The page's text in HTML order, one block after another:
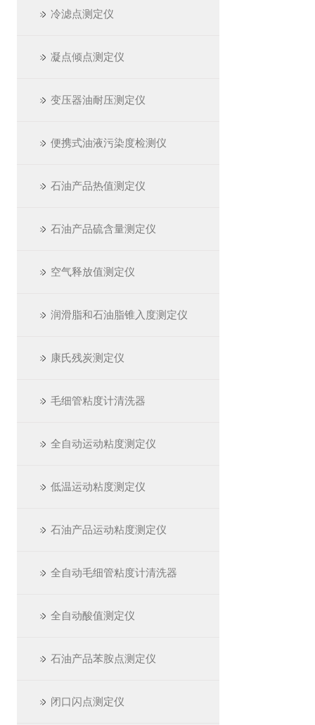
冷滤点测定仪
凝点倾点测定仪
变压器油耐压测定仪
便携式油液污染度检测仪
石油产品热值测定仪
石油产品硫含量测定仪
空气释放值测定仪
润滑脂和石油脂锥入度测定仪
康氏残炭测定仪
毛细管粘度计清洗器
全自动运动粘度测定仪
低温运动粘度测定仪
石油产品运动粘度测定仪
全自动毛细管粘度计清洗器
全自动酸值测定仪
石油产品苯胺点测定仪
闭口闪点测定仪